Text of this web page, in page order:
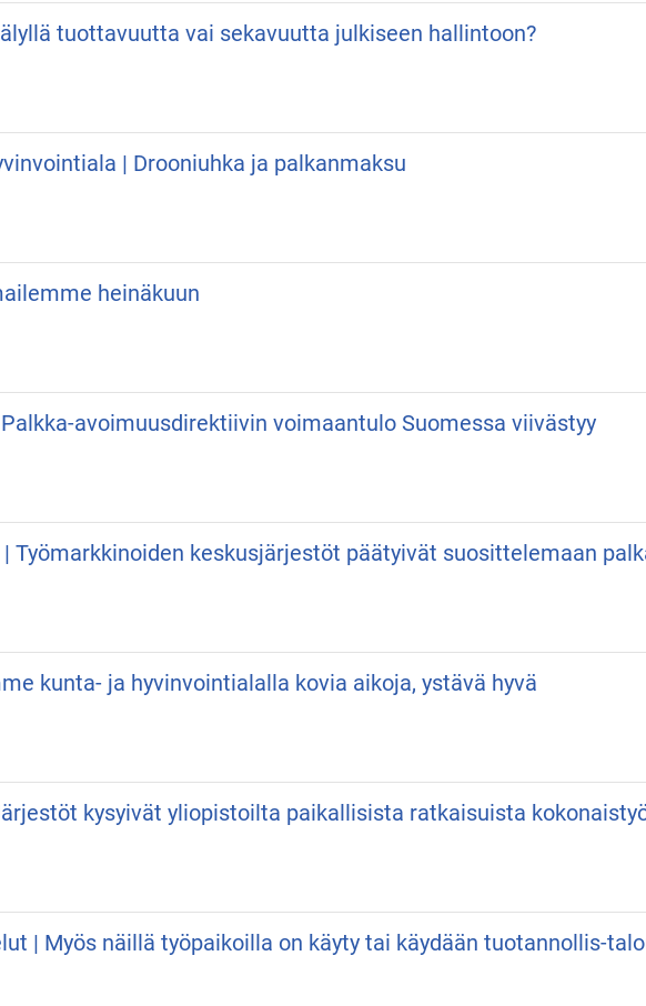
tuottavuutta vai sekavuutta julkiseen hallintoon?
| Drooniuhka ja palkanmaksu
heinäkuun
avoimuusdirektiivin voimaantulo Suomessa viivästyy
| Työmarkkinoiden keskusjärjestöt päätyivät suosittelemaan
kunta- ja hyvinvointialalla kovia aikoja, ystävä hyvä
kysyivät yliopistoilta paikallisista ratkaisuista
| Myös näillä työpaikoilla on käyty tai käydään tuotannollis-